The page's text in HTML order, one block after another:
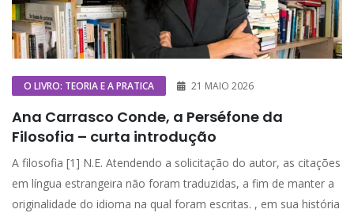
O LIVRO: TEORIA E A PRATICA 21 MAIO 2026
Ana Carrasco Conde, a Perséfone da
Filosofia – curta introdução
A filosofia [1] N.E. Atendendo a solicitação do autor, as citações
em língua estrangeira não foram traduzidas, a fim de manter a
originalidade do idioma na qual foram escritas. , em sua história